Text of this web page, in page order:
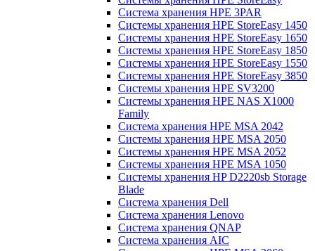
Система хранения HPE 3PAR
Системы хранения HPE StoreEasy 1450
Системы хранения HPE StoreEasy 1650
Системы хранения HPE StoreEasy 1850
Системы хранения HPE StoreEasy 1550
Системы хранения HPE StoreEasy 3850
Системы хранения HPE SV3200
Системы хранения HPE NAS X1000
Family
Система хранения HPE MSA 2042
Системы хранения HPE MSA 2050
Системы хранения HPE MSA 2052
Системы хранения HPE MSA 1050
Системы хранения HP D2220sb Storage
Blade
Система хранения Dell
Система хранения Lenovo
Система хранения QNAP
Система хранения AIC